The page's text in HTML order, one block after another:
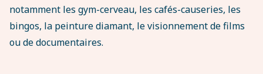
notamment les gym-cerveau, les cafés-causeries, les
bingos, la peinture diamant, le visionnement de films
ou de documentaires.